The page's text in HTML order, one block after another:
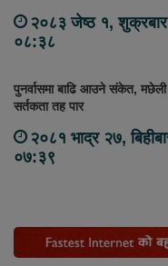
२०८३ जेष्ठ १, शुक्रबार
०८:३८
पुनर्वासमा बाढि आउने संकेत, मछेली
सर्तकता तह पार
२०८१ भाद्र २७,
०७:३९